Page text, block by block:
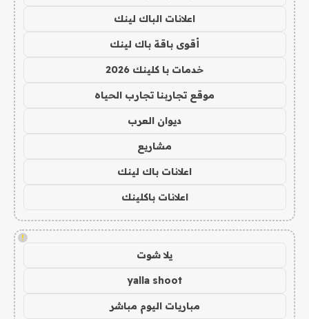
اعلانات الباك لينك
أقوى باقة باك لينك
خدمات با كلينك 2026
موقع تجاربنا تجارب الحياه
ديوان العرب
مشاريع
اعلانات باك لينك
اعلانات باكلينك
!
يلا شوت
yalla shoot
مباريات اليوم مباشر